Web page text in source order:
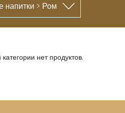
напитки > Ром
нет продуктов.